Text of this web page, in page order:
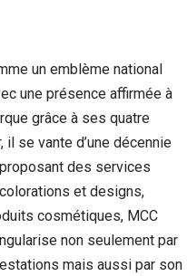
un emblème national
une présence affirmée à
grâce à ses quatre
se vante d’une décennie
des services
et designs,
cosmétiques, MCC
non seulement par
mais aussi par son